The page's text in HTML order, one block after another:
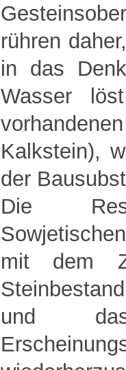
rühren
in das
Wasser
Kalkstein),
der
Die
mit dem
und das